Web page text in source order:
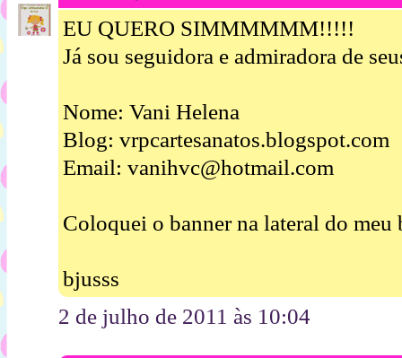
EU QUERO SIMMMMMM!!!!!
Já sou seguidora e admiradora de
Nome: Vani Helena
Blog: vrpcartesanatos.blogspot.com
Email: vanihvc@hotmail.com
Coloquei o banner na lateral do meu
bjusss
2 de julho de 2011 às 10:04